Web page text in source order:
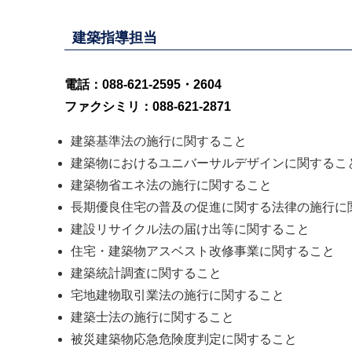
建築指導担当
電話：088-621-2595・2604
ファクシミリ：088-621-2871
建築基準法の施行に関すること
建築物におけるユニバーサルデザインに関するこ
建築物省エネ法の施行に関すること
長期優良住宅の普及の促進に関する法律の施行に
建設リサイクル法の届け出等に関すること
住宅・建築物アスベスト改修事業に関すること
建築統計調査に関すること
宅地建物取引業法の施行に関すること
建築士法の施行に関すること
被災建築物応急危険度判定に関すること